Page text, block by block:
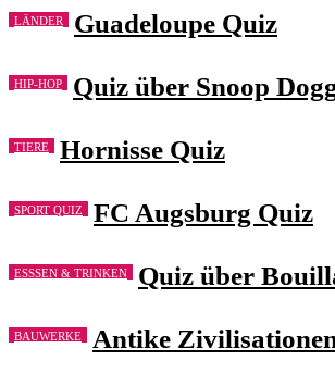
LÄNDER Guadeloupe Quiz
HIP-HOP Quiz über Snoop
TIERE Hornisse Quiz
SPORT QUIZ FC Augsburg Quiz
ESSSEN & TRINKEN Quiz über
BAUWERKE Antike